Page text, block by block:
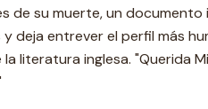
de su muerte, un
deja entrever el perfil más
literatura inglesa. "Querida